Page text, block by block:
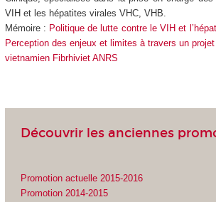
VIH et les hépatites virales VHC, VHB.
Mémoire : Politique de lutte contre le VIH et
Perception des enjeux et limites à travers un
vietnamien Fibrhiviet ANRS
Découvrir les anciennes
Promotion actuelle 2015-2016
Promotion 2014-2015